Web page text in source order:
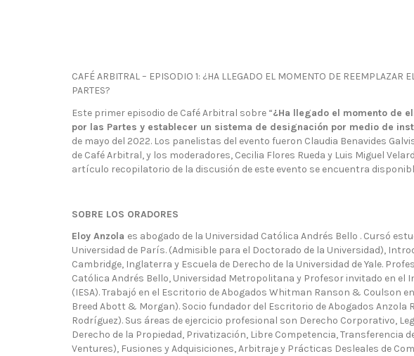
CAFÉ ARBITRAL – EPISODIO 1: ¿HA LLEGADO EL MOMENTO DE REEMPLAZAR
PARTES?
Este primer episodio de Café Arbitral sobre “¿Ha llegado el momento de
por las Partes y establecer un sistema de designación por medio de
de mayo del 2022. Los panelistas del evento fueron Claudia Benavides
de Café Arbitral, y los moderadores, Cecilia Flores Rueda y Luis Miguel
artículo recopilatorio de la discusión de este evento se encuentra
SOBRE LOS ORADORES
Eloy Anzola es abogado de la Universidad Católica Andrés Bello . Cursó
Universidad de París. (Admisible para el Doctorado de la Universidad),
Cambridge, Inglaterra y Escuela de Derecho de la Universidad de Yale.
Católica Andrés Bello, Universidad Metropolitana y Profesor invitado en
(IESA). Trabajó en el Escritorio de Abogados Whitman Ranson & Coulson
Breed Abott & Morgan). Socio fundador del Escritorio de Abogados Anzola
Rodríguez). Sus áreas de ejercicio profesional son Derecho Corporativo,
Derecho de la Propiedad, Privatización, Libre Competencia, Transferencia
Ventures), Fusiones y Adquisiciones, Arbitraje y Prácticas Desleales de